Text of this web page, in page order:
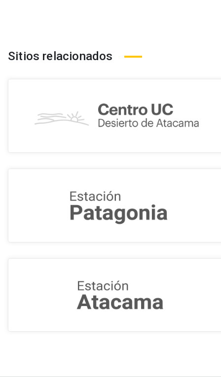
Sitios relacionados